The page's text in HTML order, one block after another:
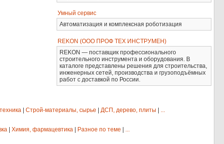
Умный сервис
Автоматизация и комплексная роботизация
REKON (ООО ПРОФ ТЕХ ИНСТРУМЕН)
REKON — поставщик профессионального
строительного инструмента и оборудования. В
каталоге представлены решения для строительства,
инженерных сетей, производства и грузоподъёмных
работ с доставкой по России.
Строй-материалы, сырье ДСП, дерево, плиты
...
Химия, фармацевтика Разное по теме
...